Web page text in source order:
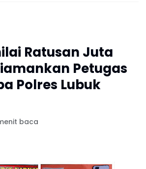
Ratusan Juta
Petugas
Polres Lubuk
baca